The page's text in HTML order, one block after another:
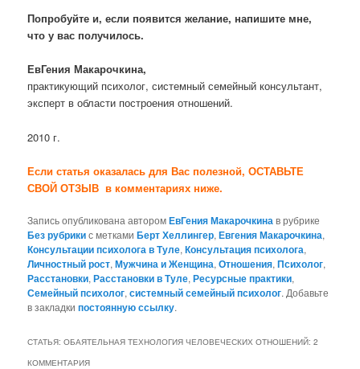
Попробуйте и, если появится желание, напишите мне,
что у вас получилось.
ЕвГения Макарочкина,
практикующий психолог, системный семейный консультант,
эксперт в области построения отношений.
2010 г.
Если статья оказалась для Вас полезной, ОСТАВЬТЕ
СВОЙ ОТЗЫВ в комментариях ниже.
Запись опубликована авторомЕвГения Макарочкинав рубрике
Без рубрикис меткамиБерт Хеллингер,Евгения Макарочкина,
Консультации психолога в Туле,Консультация психолога,
Личностный рост,Мужчина и Женщина,Отношения,Психолог,
Расстановки,Расстановки в Туле,Ресурсные практики,
Семейный психолог,системный семейный психолог. Добавьте
в закладкипостоянную ссылку.
СТАТЬЯ: ОБАЯТЕЛЬНАЯ ТЕХНОЛОГИЯ ЧЕЛОВЕЧЕСКИХ ОТНОШЕНИЙ: 2
КОММЕНТАРИЯ